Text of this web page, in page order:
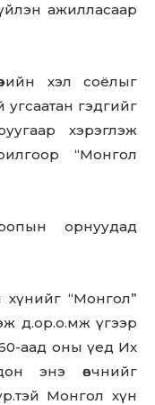
ажилласаар
хэл соёлыг
гэдгийг
хэрэглэж
“Монгол
орнуудад
“Монгол”
д.op.o.мж үгээр
аад оны үед Их
энэ өвчнийг
Монгол хүн